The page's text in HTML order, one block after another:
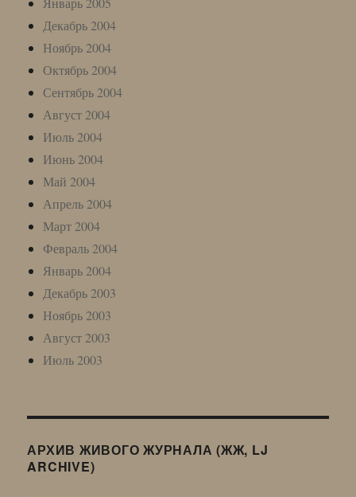
Декабрь 2004
Ноябрь 2004
Октябрь 2004
Сентябрь 2004
Август 2004
Июль 2004
Июнь 2004
Май 2004
Апрель 2004
Март 2004
Февраль 2004
Январь 2004
Декабрь 2003
Ноябрь 2003
Август 2003
Июль 2003
АРХИВ ЖИВОГО ЖУРНАЛА (ЖЖ, LJ
ARCHIVE)